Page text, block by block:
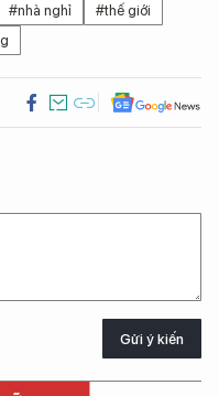
#nhà nghỉ
#thế giới
Gửi ý kiến